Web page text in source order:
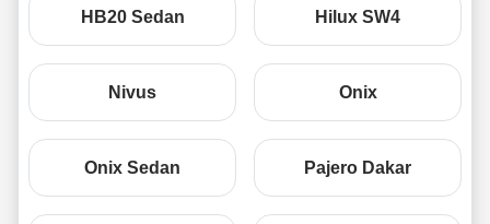
HB20 Sedan Hilux SW4
Nivus Onix
Onix Sedan Pajero Dakar